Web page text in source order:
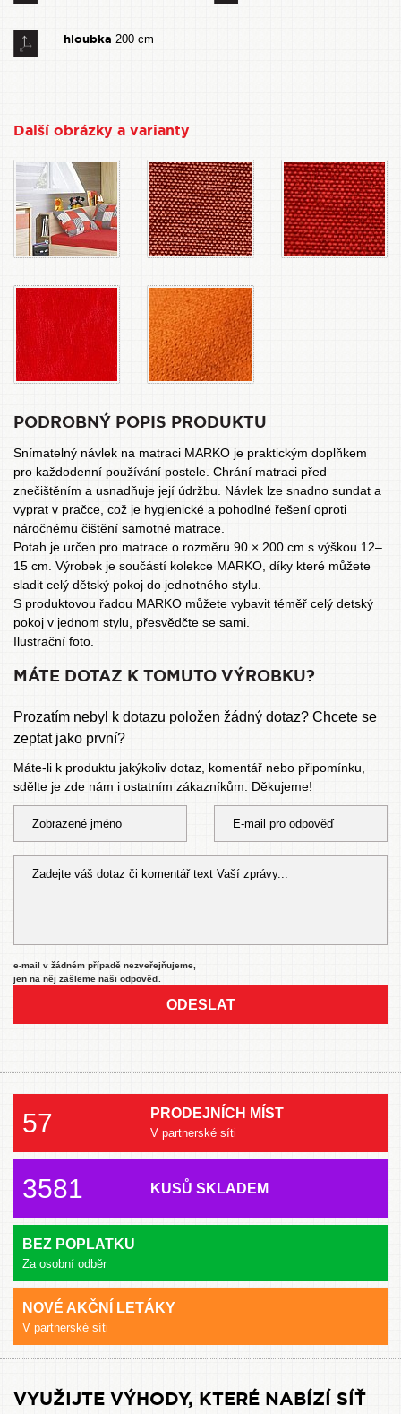
hloubka 200 cm
Další obrázky a varianty
PODROBNÝ POPIS PRODUKTU
Snímatelný návlek na matraci MARKO je praktickým doplňkem
pro každodenní používání postele. Chrání matraci před
znečištěním a usnadňuje její údržbu. Návlek lze snadno sundat a
vyprat v pračce, což je hygienické a pohodlné řešení oproti
náročnému čištění samotné matrace.
Potah je určen pro matrace o rozměru 90 × 200 cm s výškou 12–
15 cm. Výrobek je součástí kolekce MARKO, díky které můžete
sladit celý dětský pokoj do jednotného stylu.
S produktovou řadou MARKO můžete vybavit téměř celý detský
pokoj v jednom stylu, přesvědčte se sami.
Ilustrační foto.
MÁTE DOTAZ K TOMUTO VÝROBKU?
Prozatím nebyl k dotazu položen žádný dotaz? Chcete se
zeptat jako první?
Máte-li k produktu jakýkoliv dotaz, komentář nebo připomínku,
sdělte je zde nám i ostatním zákazníkům. Děkujeme!
e-mail v žádném případě nezveřejňujeme,
jen na něj zašleme naši odpověď.
ODESLAT
57 PRODEJNÍCH MÍST
V partnerské síti
3581 KUSŮ SKLADEM
BEZ POPLATKU
Za osobní odběr
NOVÉ AKČNÍ LETÁKY
V partnerské síti
VYUŽIJTE VÝHODY, KTERÉ NABÍZÍ SÍŤ